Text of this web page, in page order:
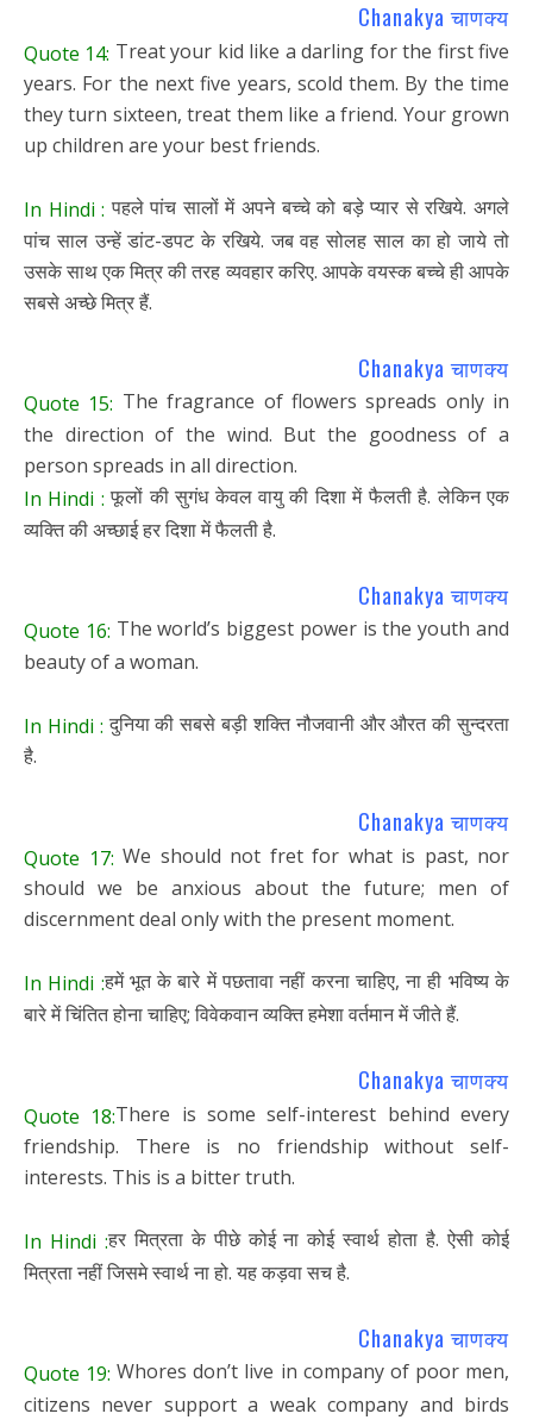
Chanakya चाणक्य
Quote 14: Treat your kid like a darling for the first five
years. For the next five years, scold them. By the time
they turn sixteen, treat them like a friend. Your grown
up children are your best friends.
In Hindi : पहले पांच सालों में अपने बच्चे को बड़े प्यार से रखिये. अगले
पांच साल उन्हें डांट-डपट के रखिये. जब वह सोलह साल का हो जाये तो
उसके साथ एक मित्र की तरह व्यवहार करिए. आपके वयस्क बच्चे ही आपके
सबसे अच्छे मित्र हैं.
Chanakya चाणक्य
Quote 15: The fragrance of flowers spreads only in
the direction of the wind. But the goodness of a
person spreads in all direction.
In Hindi : फूलों की सुगंध केवल वायु की दिशा में फैलती है. लेकिन एक
व्यक्ति की अच्छाई हर दिशा में फैलती है.
Chanakya चाणक्य
Quote 16: The world’s biggest power is the youth and
beauty of a woman.
In Hindi : दुनिया की सबसे बड़ी शक्ति नौजवानी और औरत की सुन्दरता
है.
Chanakya चाणक्य
Quote 17: We should not fret for what is past, nor
should we be anxious about the future; men of
discernment deal only with the present moment.
In Hindi :हमें भूत के बारे में पछतावा नहीं करना चाहिए, ना ही भविष्य के
बारे में चिंतित होना चाहिए; विवेकवान व्यक्ति हमेशा वर्तमान में जीते हैं.
Chanakya चाणक्य
Quote 18:There is some self-interest behind every
friendship. There is no friendship without self-
interests. This is a bitter truth.
In Hindi :हर मित्रता के पीछे कोई ना कोई स्वार्थ होता है. ऐसी कोई
मित्रता नहीं जिसमे स्वार्थ ना हो. यह कड़वा सच है.
Chanakya चाणक्य
Quote 19: Whores don’t live in company of poor men,
citizens never support a weak company and birds